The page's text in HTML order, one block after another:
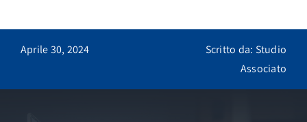
ASSISTENZA
Aprile 30, 2024
Scritto da: Studio
Associato